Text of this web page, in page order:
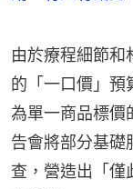
由於療程細節和
的「一口價」預
為單一商品標價
告會將部分基礎
查，營造出「僅